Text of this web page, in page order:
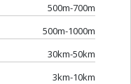
500m-700m
500m-1000m
30km-50km
3km-10km